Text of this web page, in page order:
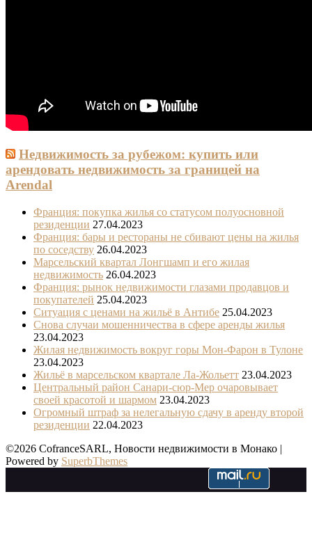
Недвижимость за рубежом: купить или
арендовать недвижимость за границей на
Arendal
Франция: покупка жилья со статусом полуосновной
резиденции 27.04.2023
Франция: бары и рестораны не сбивают цены на жилья
по соседству 26.04.2023
Марсельский квартал Лонгшамп и его жилая
недвижимость 26.04.2023
Франция: рынок недвижимости глазами продавцов и
покупателей 25.04.2023
Ситуация с ценами на жильё в Антибе 25.04.2023
Снова случаи мошенничества в сфере аренды жилья
23.04.2023
Жилая недвижимость вокруг горы Мон-Фарон в Тулоне
23.04.2023
Жильё в марсельском квартале Ла-Жольетт 23.04.2023
Центральный район Санари-сюр-Мер очаровывает
своей красотой и шармом 23.04.2023
Огромный штраф за нелегальную сдачу в аренду второй
резиденции 22.04.2023
©2026 CofranceSARL, Новости недвижимости в Монако |
Powered by SuperbThemes